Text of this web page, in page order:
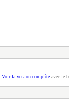
Voir la version complète avec le